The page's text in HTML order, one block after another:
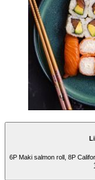
6P Maki salmon roll, 8P